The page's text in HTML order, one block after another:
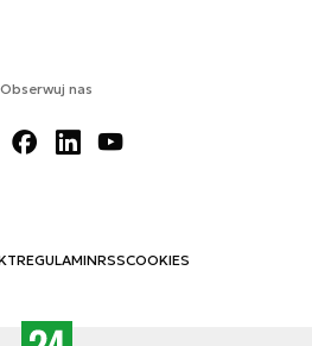
Obserwuj nas
REGULAMINRSSCOOKIES